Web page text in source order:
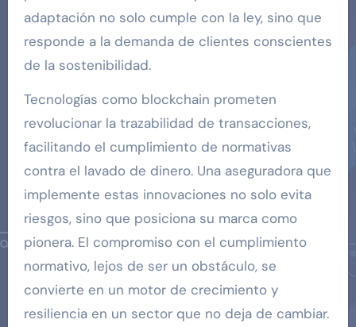
adaptación no solo cumple con la ley, sino que
responde a la demanda de clientes conscientes
de la sostenibilidad.
Tecnologías como blockchain prometen
revolucionar la trazabilidad de transacciones,
facilitando el cumplimiento de normativas
contra el lavado de dinero. Una aseguradora que
implemente estas innovaciones no solo evita
riesgos, sino que posiciona su marca como
pionera. El compromiso con el cumplimiento
normativo, lejos de ser un obstáculo, se
convierte en un motor de crecimiento y
resiliencia en un sector que no deja de cambiar.